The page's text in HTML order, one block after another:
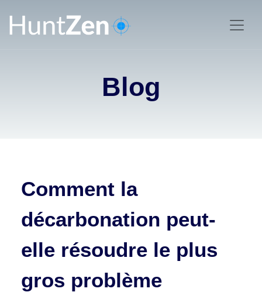
Blog
Comment la
décarbonation peut-
elle résoudre le plus
gros problème